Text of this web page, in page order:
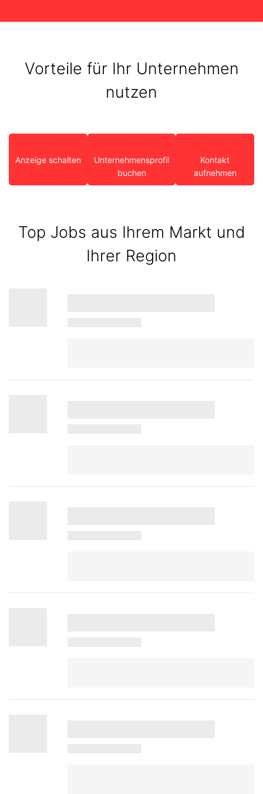
Vorteile für Ihr Unternehmen
nutzen
Anzeige schalten
Unternehmensprofil
buchen
Kontakt
aufnehmen
Top Jobs aus Ihrem Markt und
Ihrer Region